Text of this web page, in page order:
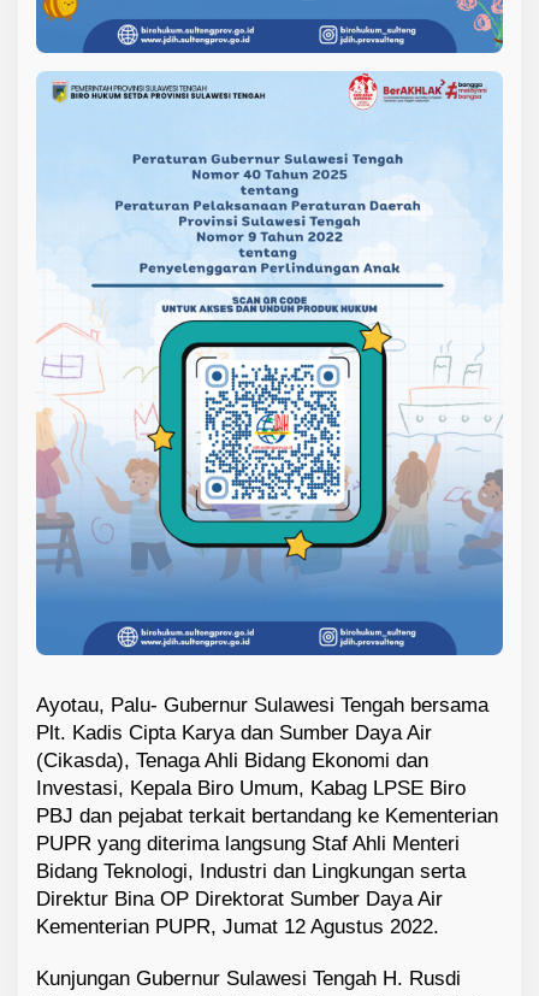
Ayotau, Palu- Gubernur Sulawesi Tengah bersama
Plt. Kadis Cipta Karya dan Sumber Daya Air
(Cikasda), Tenaga Ahli Bidang Ekonomi dan
Investasi, Kepala Biro Umum, Kabag LPSE Biro
PBJ dan pejabat terkait bertandang ke Kementerian
PUPR yang diterima langsung Staf Ahli Menteri
Bidang Teknologi, Industri dan Lingkungan serta
Direktur Bina OP Direktorat Sumber Daya Air
Kementerian PUPR, Jumat 12 Agustus 2022.
Kunjungan Gubernur Sulawesi Tengah H. Rusdi